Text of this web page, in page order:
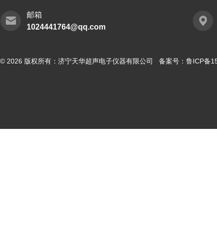
邮箱
1024441764@qq.com
© 2026 版权所有：济宁天华超声电子仪器有限公司 备案号： 鲁ICP备